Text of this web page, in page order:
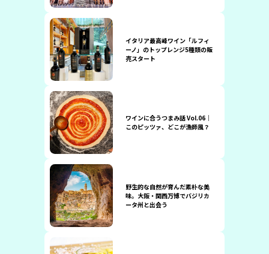
イタリア最高峰ワイン「ルフィ
ーノ」のトップレンジ5種類の販
売スタート
ワインに合うつまみ話 Vol.06｜
このピッツァ、どこが漁師風？
野生的な自然が育んだ素朴な美
味。大阪・関西万博でバジリカ
ータ州と出会う